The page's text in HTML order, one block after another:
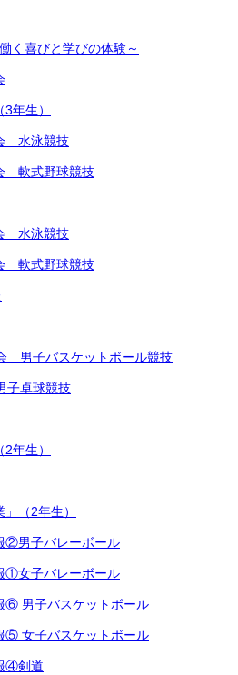
く喜びと学びの体験～
年生）
水泳競技
軟式野球競技
水泳競技
軟式野球競技
男子バスケットボール競技
子卓球競技
年生）
（2年生）
②男子バレーボール
①女子バレーボール
男子バスケットボール
女子バスケットボール
④剣道